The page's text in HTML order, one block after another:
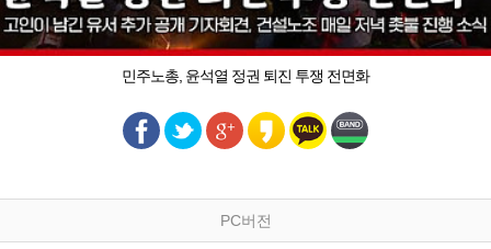
민주노총, 윤석열 정권 퇴진 투쟁 전면화
PC버전